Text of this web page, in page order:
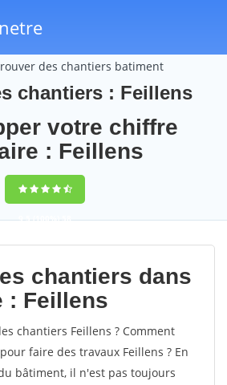
des chantiers batiment
chantiers : Feillens
votre chiffre
: Feillens
9,5(100%)58
votes
chantiers dans
: Feillens
chantiers Feillens ? Comment
faire des travaux Feillens ? En
bâtiment, il n'est pas toujours